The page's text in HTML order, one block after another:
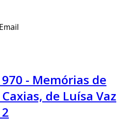
- Memórias de
de Luísa Vaz